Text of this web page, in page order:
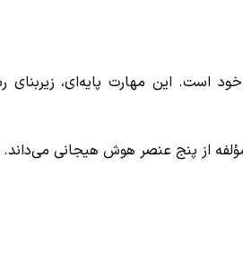
است. این مهارت پایه‌ای، زیربنای
از پنج عنصر هوش هیجانی می‌داند.